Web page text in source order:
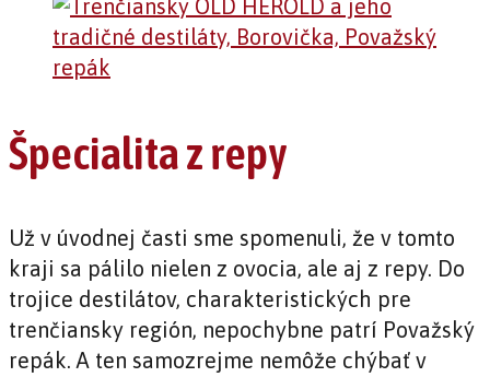
Špecialita z repy
Už v úvodnej časti sme spomenuli, že v tomto
kraji sa pálilo nielen z ovocia, ale aj z repy. Do
trojice destilátov, charakteristických pre
trenčiansky región, nepochybne patrí Považský
repák. A ten samozrejme nemôže chýbať v